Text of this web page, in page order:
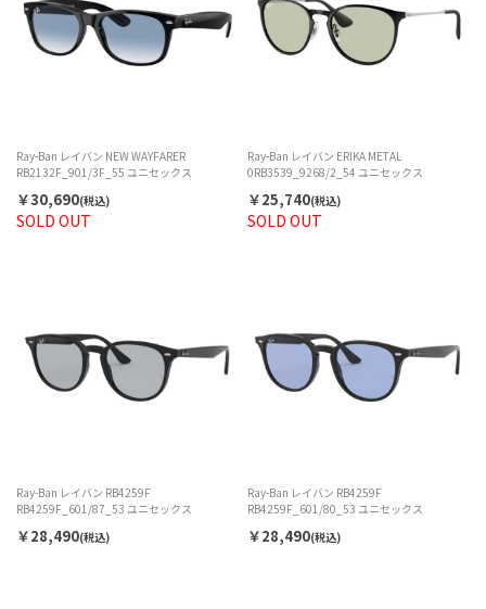
SOLD OUT
Ray-Ban レイバン NEW WAYFARER
RB2132F_901/3F_55 ユニセックス
￥30,690(税込)
SOLD OUT
Ray-Ban レイバン ERIKA METAL
0RB3539_9268/2_54 ユニセックス
￥25,740(税込)
Ray-Ban レイバン RB4259F
RB4259F_601/87_53 ユニセックス
￥28,490(税込)
Ray-Ban レイバン RB4259F
RB4259F_601/80_53 ユニセックス
￥28,490(税込)